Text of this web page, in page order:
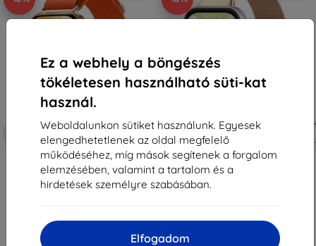
Ez a webhely a böngészés
tökéletesen használható süti-kat
használ.
Weboldalunkon sütiket használunk. Egyesek
elengedhetetlenek az oldal megfelelő
működéséhez, míg mások segítenek a forgalom
elemzésében, valamint a tartalom és a
hirdetések személyre szabásában.
Elfogadom
Kedvezmény
kuponnal
EXTRA10
TECH-PROTECT NYLON PRO szíj
HUAWEI WATCH FIT 3 / 4 / 4 PRO
/ 5 / 5 PRO készülékhez,
narancssárga (5906302325771)
3 591 Ft
Raktáron 2 darab
-10%
Kedvezmény
kuponnal
Beline szíj Huawei FIT 5 / 5 Pro /
4 / 4 Pro / 3 készülékhez,
rózsaarany (05908047991402)
Raktáron > 5 darab